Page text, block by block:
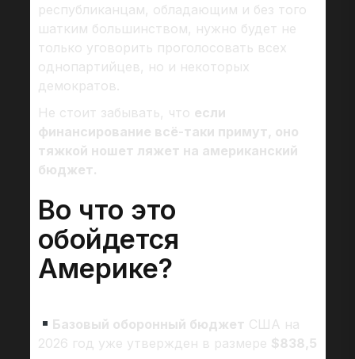
республиканцам, обладающим и без того
шатким большинством, нужно будет не
только уговорить проголосовать всех
однопартийцев, но и некоторых
демократов.
Не стоит забывать, что если
финансирование всё-таки примут, оно
тяжкой ношет ляжет на американский
бюджет.
Во что это
обойдется
Америке?
Базовый оборонный бюджет США на
2026 год уже утвержден в размере $838,5